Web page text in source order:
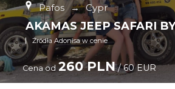
Pafos → Cypr
AKAMAS JEEP SAFARI
Źródła Adonisa w cenie
Cena od 260 PLN/ 60 EUR